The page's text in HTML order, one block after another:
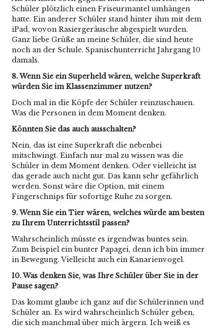
Schüler plötzlich einen Friseurmantel umhängen
hatte. Ein anderer Schüler stand hinter ihm mit dem
iPad, wovon Rasiergeräusche abgespielt wurden.
Ganz liebe Grüße an meine Schüler, die sind heute
noch an der Schule. Spanischunterricht Jahrgang 10
damals.
8. Wenn Sie ein Superheld wären, welche Superkraft
würden Sie im Klassenzimmer nutzen?
Doch mal in die Köpfe der Schüler reinzuschauen.
Was die Personen in dem Moment denken.
Könnten Sie das auch ausschalten?
Nein, das ist eine Superkraft die nebenbei
mitschwingt. Einfach nur mal zu wissen was die
Schüler in dem Moment denken. Oder vielleicht ist
das gerade auch nicht gut. Das kann sehr gefährlich
werden. Sonst wäre die Option, mit einem
Fingerschnips für sofortige Ruhe zu sorgen.
9. Wenn Sie ein Tier wären, welches würde am besten
zu Ihrem Unterrichtsstil passen?
Wahrscheinlich müsste es irgendwas buntes sein.
Zum Beispiel ein bunter Papagei, denn ich bin immer
in Bewegung. Vielleicht auch ein Kanarienvogel.
10. Was denken Sie, was Ihre Schüler über Sie in der
Pause sagen?
Das kommt glaube ich ganz auf die Schülerinnen und
Schüler an. Es wird wahrscheinlich Schüler geben,
die sich manchmal über mich ärgern. Ich weiß es